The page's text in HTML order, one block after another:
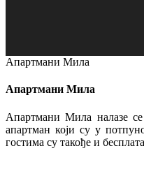
Апартмани Мила
Апартмани Мила
Апартмани Мила налазе
апартман који су у
гостима су такође и